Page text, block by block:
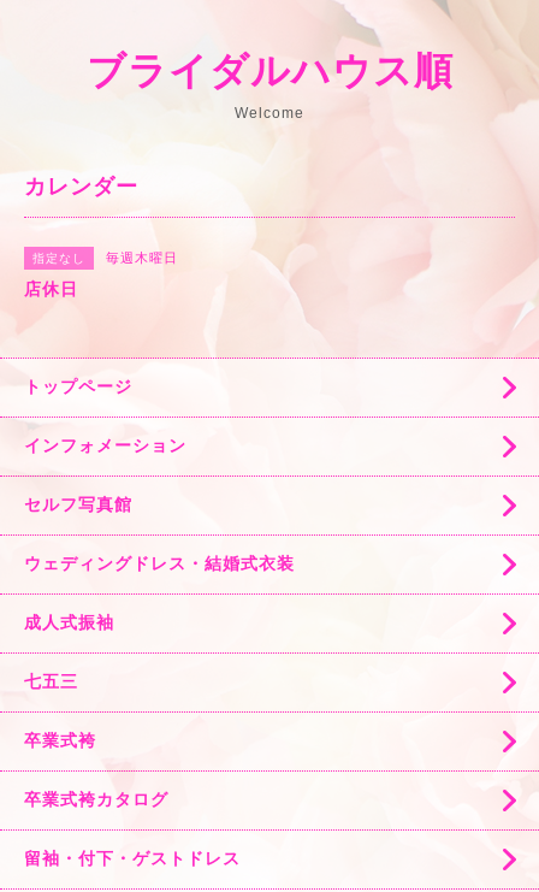
ブライダルハウス順
Welcome
カレンダー
指定なし 毎週木曜日
店休日
トップページ
インフォメーション
セルフ写真館
ウェディングドレス・結婚式衣装
成人式振袖
七五三
卒業式袴
卒業式袴カタログ
留袖・付下・ゲストドレス